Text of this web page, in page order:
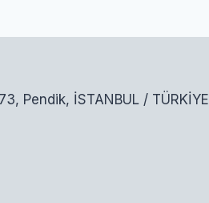
Pendik, İSTANBUL / TÜRKİYE